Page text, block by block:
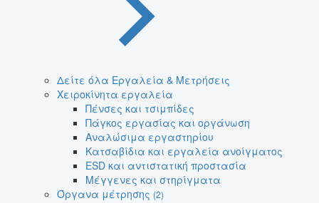
Δείτε όλα Εργαλεία & Μετρήσεις
Χειροκίνητα εργαλεία
Πένσες και τσιμπίδες
Πάγκος εργασίας και οργάνωση
Αναλώσιμα εργαστηρίου
Κατσαβίδια και εργαλεία ανοίγματος
ESD και αντιστατική προστασία
Μέγγενες και στηρίγματα
Όργανα μέτρησης (2)